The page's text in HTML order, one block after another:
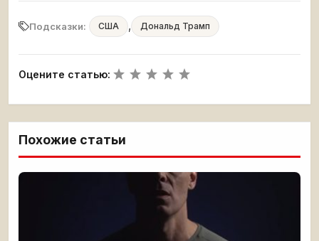
Подсказки: США , Дональд Трамп
Оцените статью:
Похожие статьи